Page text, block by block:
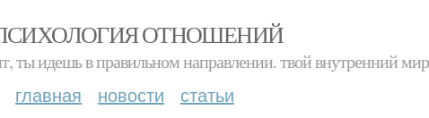
ОТНОШЕНИЙ
ты идешь в правильном направлении. твой внутренний
главная новости статьи